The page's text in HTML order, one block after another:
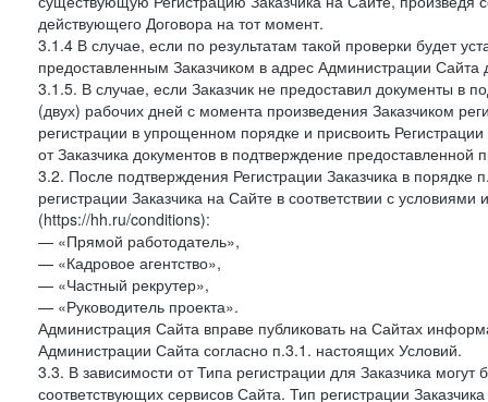
действующего Договора на тот момент.
3.1.4 В случае, если по результатам такой проверки будет
предоставленным Заказчиком в адрес Администрации
3.1.5. В случае, если Заказчик не предоставил документы в
(двух) рабочих дней с момента произведения Заказчиком
регистрации в упрощенном порядке и присвоить
от Заказчика документов в подтверждение
3.2. После подтверждения Регистрации Заказчика в
регистрации Заказчика на Сайте в соответствии с
(https://hh.ru/conditions):
— «Прямой работодатель»,
— «Кадровое агентство»,
— «Частный рекрутер»,
— «Руководитель проекта».
Администрация Сайта вправе публиковать на Сайтах
Администрации Сайта согласно п.3.1. настоящих Условий.
3.3. В зависимости от Типа регистрации для Заказчика
соответствующих сервисов Сайта. Тип регистрации